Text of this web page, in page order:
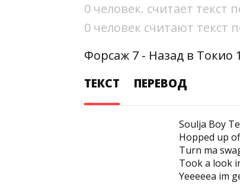
0 человек. считает текст
0 человек считают текст
Форсаж 7 - Назад в Токио
ТЕКСТ
ПЕРЕВОД
Soulja Boy
Hopped up
Turn ma
Took a look
Yeeeeea im